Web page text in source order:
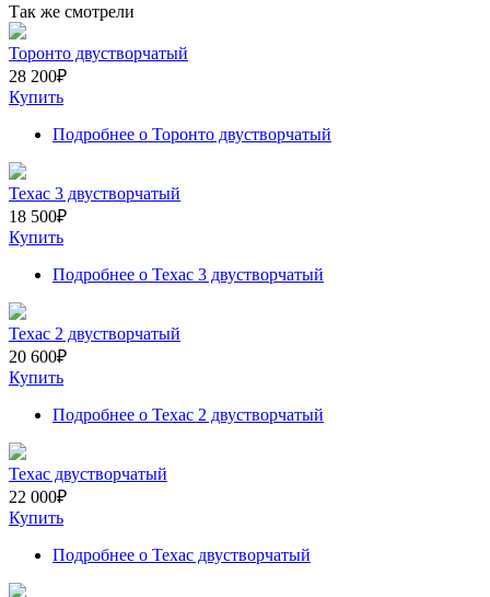
Так же смотрели
Торонто двустворчатый
28 200₽
Купить
Подробнее о Торонто двустворчатый
Техас 3 двустворчатый
18 500₽
Купить
Подробнее о Техас 3 двустворчатый
Техас 2 двустворчатый
20 600₽
Купить
Подробнее о Техас 2 двустворчатый
Техас двустворчатый
22 000₽
Купить
Подробнее о Техас двустворчатый